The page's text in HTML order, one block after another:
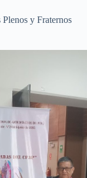
y Fraternos